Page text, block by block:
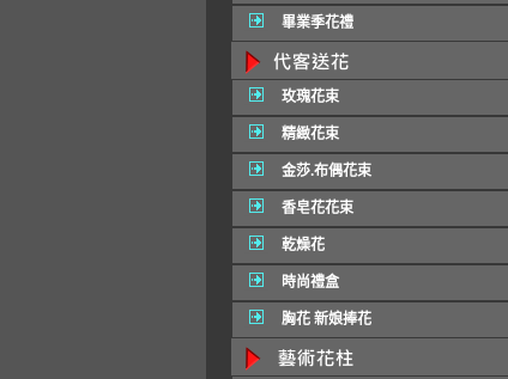
畢業季花禮
玫瑰花束
精緻花束
金莎.布偶花束
香皂花花束
乾燥花
時尚禮盒
胸花 新娘捧花